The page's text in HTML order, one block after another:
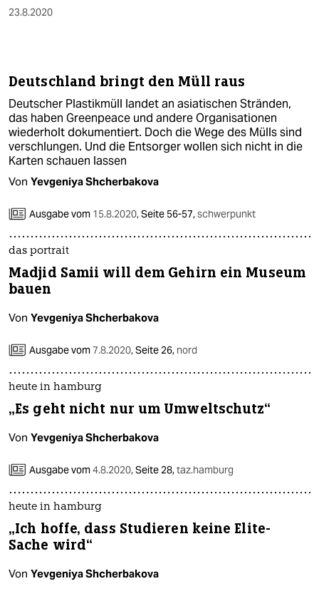
23.8.2020
Deutschland bringt den Müll raus
Deutscher Plastikmüll landet an asiatischen Stränden,
das haben Greenpeace und andere Organisationen
wiederholt dokumentiert. Doch die Wege des Mülls sind
verschlungen. Und die Entsorger wollen sich nicht in die
Karten schauen lassen
Von Yevgeniya Shcherbakova
Ausgabe vom 15.8.2020,Seite 56-57,schwerpunkt
das portrait
Madjid Samii will dem Gehirn ein Museum
bauen
Von Yevgeniya Shcherbakova
Ausgabe vom7.8.2020,Seite 26, nord
heute in hamburg
„Es geht nicht nur um Umweltschutz“
Von Yevgeniya Shcherbakova
Ausgabe vom4.8.2020,Seite 28,taz.hamburg
heute in hamburg
„Ich hoffe, dass Studieren keine Elite-
Sache wird“
Von Yevgeniya Shcherbakova